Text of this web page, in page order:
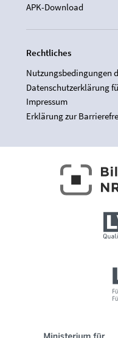
APK-Download
Rechtliches
Nutzungsbedingungen
Datenschutzerklärung
Impressum
Erklärung zur